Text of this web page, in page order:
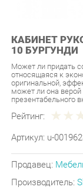
КАБИНЕТ
10 БУРГУНДИ
Может ли придать
относящаяся к
оригинальной,
может ли она верой
презентабельного
Рейтинг:
Артикул: u-0019623
Продавец:
Производитель:
Последняя цена: